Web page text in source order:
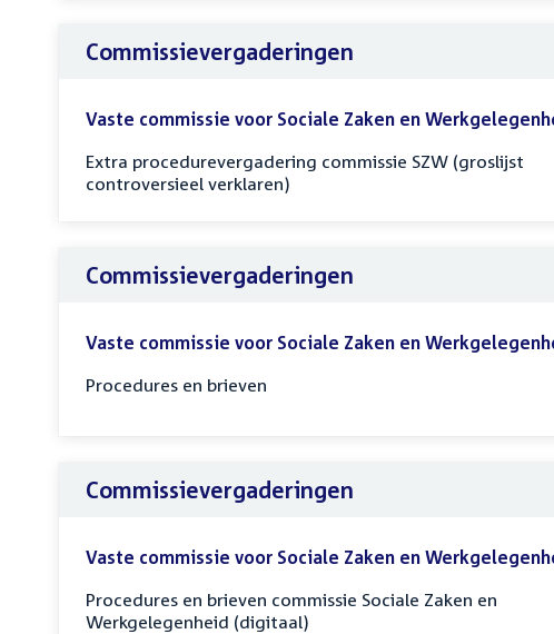
Commissievergaderingen
Vaste commissie voor Sociale Zaken en
Extra procedurevergadering commissie SZW (groslijst
controversieel verklaren)
Commissievergaderingen
Vaste commissie voor Sociale Zaken en
Procedures en brieven
Commissievergaderingen
Vaste commissie voor Sociale Zaken en
Procedures en brieven commissie Sociale Zaken en
Werkgelegenheid (digitaal)